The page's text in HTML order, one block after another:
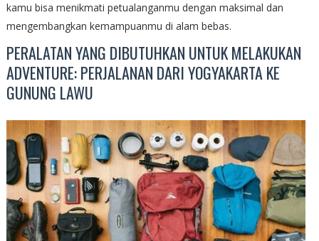
kamu bisa menikmati petualanganmu dengan maksimal dan
mengembangkan kemampuanmu di alam bebas.
PERALATAN YANG DIBUTUHKAN UNTUK MELAKUKAN
ADVENTURE: PERJALANAN DARI YOGYAKARTA KE
GUNUNG LAWU